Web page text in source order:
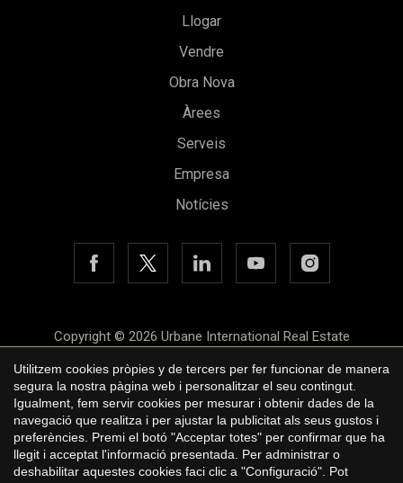
Llogar
Vendre
Obra Nova
Àrees
Serveis
Empresa
Notícies
Copyright © 2026 Urbane International Real Estate
Avís legal
Política de privacitat
Polí­tica de cookies
byiEstrategic
Utilitzem cookies pròpies y de tercers per fer funcionar de manera
segura la nostra pàgina web i personalitzar el seu contingut.
Igualment, fem servir cookies per mesurar i obtenir dades de la
navegació que realitza i per ajustar la publicitat als seus gustos i
preferències. Premi el botó "Acceptar totes" per confirmar que ha
llegit i acceptat l'informació presentada. Per administrar o
deshabilitar aquestes cookies faci clic a "Configuració". Pot
Guardar configuració